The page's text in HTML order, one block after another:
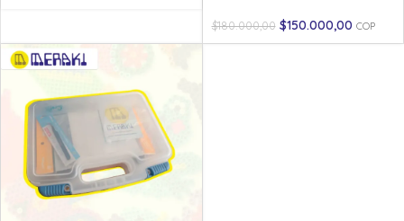
$180.000,00 $150.000,00 COP